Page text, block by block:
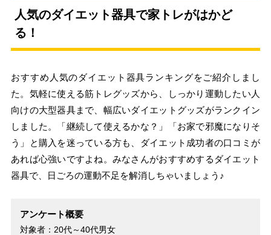
人気のダイエット器具で家トレがはかど
る！
おすすめ人気のダイエット器具ランキングをご紹介しまし
た。気軽に使える筋トレグッズから、しっかり運動したい人
向けの大型器具まで、幅広いダイエットグッズがランクイン
しました。「継続して使えるかな？」「お家で邪魔になりそ
う」と購入を迷っている方も、ダイエット成功者の口コミが
あれば心強いですよね。みなさんがおすすめするダイエット
器具で、日ごろの運動不足を解消しちゃいましょう♪
アンケート概要
対象者：20代～40代男女